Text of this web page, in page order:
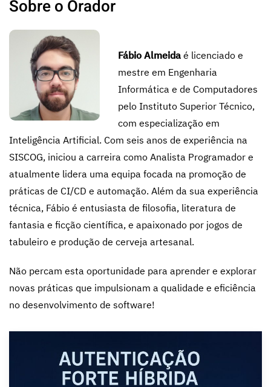
Sobre o Orador
Fábio Almeida é licenciado e
mestre em Engenharia
Informática e de Computadores
pelo Instituto Superior Técnico,
com especialização em
Inteligência Artificial. Com seis anos de experiência na
SISCOG, iniciou a carreira como Analista Programador e
atualmente lidera uma equipa focada na promoção de
práticas de CI/CD e automação. Além da sua experiência
técnica, Fábio é entusiasta de filosofia, literatura de
fantasia e ficção científica, e apaixonado por jogos de
tabuleiro e produção de cerveja artesanal.
Não percam esta oportunidade para aprender e explorar
novas práticas que impulsionam a qualidade e eficiência
no desenvolvimento de software!